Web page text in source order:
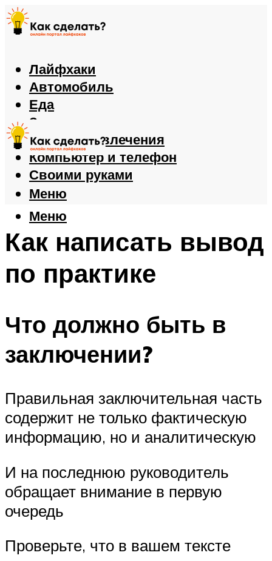
Лайфхаки
Автомобиль
Еда
Здоровье
Игры и развлечения
Компьютер и телефон
Своими руками
Меню
Меню
Как написать вывод
по практике
Что должно быть в
заключении?
Правильная заключительная часть
содержит не только фактическую
информацию, но и аналитическую
И на последнюю руководитель
обращает внимание в первую
очередь
Проверьте, что в вашем тексте